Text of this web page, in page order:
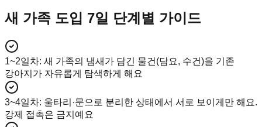
새 가족 도입 7일 단계별 가이드
1~2일차: 새 가족의 냄새가 담긴 물건(담요, 수건)을 기존
강아지가 자유롭게 탐색하게 해요
3~4일차: 울타리·문으로 분리한 상태에서 서로 보이게만 해요.
강제 접촉은 금지예요